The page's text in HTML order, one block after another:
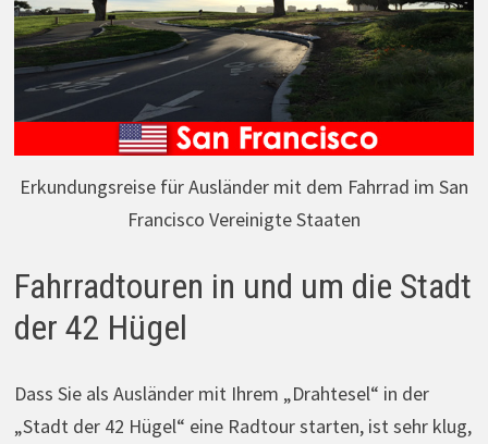
Erkundungsreise für Ausländer mit dem Fahrrad im San
Francisco Vereinigte Staaten
Fahrradtouren in und um die Stadt
der 42 Hügel
Dass Sie als Ausländer mit Ihrem „Drahtesel“ in der
„Stadt der 42 Hügel“ eine Radtour starten, ist sehr klug,